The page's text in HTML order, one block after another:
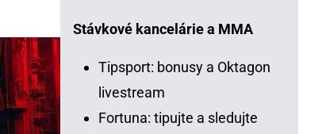
Stávkové kancelárie a MMA
Tipsport: bonusy a Oktagon
livestream
Fortuna: tipujte a sledujte